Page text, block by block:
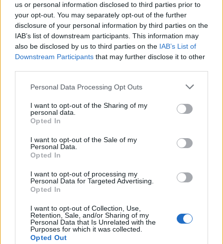
us or personal information disclosed to third parties prior to
your opt-out. You may separately opt-out of the further
disclosure of your personal information by third parties on the
IAB’s list of downstream participants. This information may
also be disclosed by us to third parties on the IAB’s List of
Downstream Participants that may further disclose it to other
Please note that this website/app uses one or more Google
not limited to your visit or usage behaviour. You may click to
grant or deny consent to Google and its third-party tags to
use your data for below specified purposes in below Google
consent section.
Personal Data Processing Opt Outs
I want to opt-out of the Sharing of my
personal data.
Opted In
I want to opt-out of the Sale of my
Personal Data.
Opted In
I want to opt-out of processing my
Personal Data for Targeted Advertising.
Opted In
I want to opt-out of Collection, Use,
Retention, Sale, and/or Sharing of my
Personal Data that Is Unrelated with the
Purposes for which it was collected.
Opted Out
Illat: belga apátságos buké Hab: világos
cappuccinos, nagyon lágy és selymes, kisebb-
nagyobb buborékokkal Szín: nem túl sötét barna
Üvegből jobban ízlik, mint csapról, ennek oka lehet a
más szénsav is. A kortyérzet sűrű, telt és a roppant
gazdag ízvilág ellenére kerek. Jön bőséges